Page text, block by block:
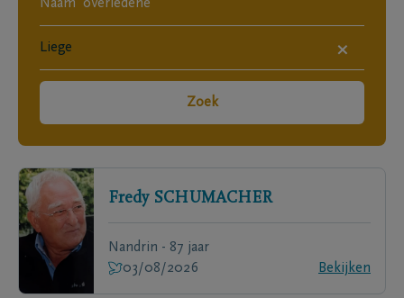
×
Zoek
Fredy SCHUMACHER
Nandrin - 87 jaar
03/08/2026
Bekijken